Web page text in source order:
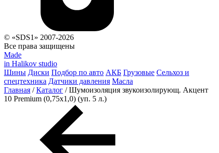
© «SDS1» 2007-2026
Все права защищены
Made
in Halikov studio
Шины Диски Подбор по авто АКБ Грузовые Сельхоз и
спецтехника Датчики давления Масла
Главная / Каталог / Шумоизоляция звукоизолирующ. Акцент
10 Premium (0,75х1,0) (уп. 5 л.)